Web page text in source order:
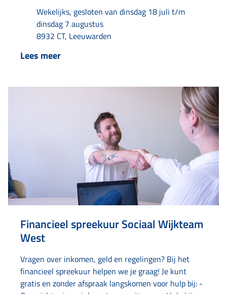
post doornemen en ordenen Aanvragen van een
uitkering Aanvragen of aanpassen van toeslagen
Aanvragen van kwijtschelding Kijken of je recht hebt
op regelingen of voorzieningen Dit spreekuur is een
Buurtservicepunt en de Gemeente Leeuwarden.
Wekelijks, gesloten van dinsdag 18 juli t/m
dinsdag 7 augustus
8932 CT, Leeuwarden
Lees meer
Financieel spreekuur Sociaal Wijkteam
West
Vragen over inkomen, geld en regelingen? Bij het
financieel spreekuur helpen we je graag! Je kunt
gratis en zonder afspraak langskomen voor hulp bij: -